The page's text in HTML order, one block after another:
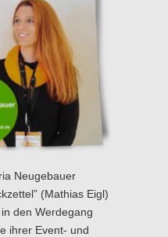
Neugebauer
(Mathias Eigl)
den Werdegang
ihrer Event- und